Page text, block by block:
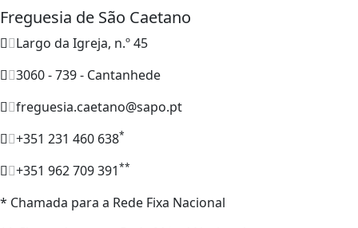
Freguesia de São Caetano
Largo da Igreja, n.º 45
3060 - 739 - Cantanhede
freguesia.caetano@sapo.pt
+351 231 460 638*
+351 962 709 391**
* Chamada para a Rede Fixa Nacional